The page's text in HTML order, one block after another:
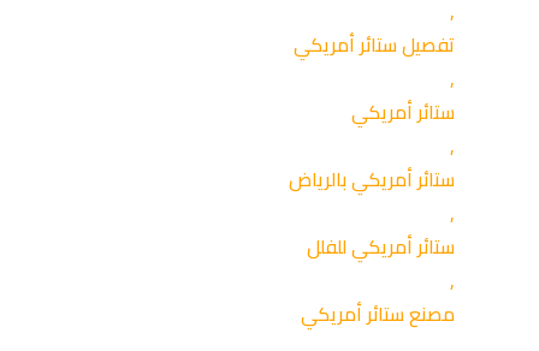
,
تفصيل ستائر أمريكي
,
ستائر أمريكي
,
ستائر أمريكي بالرياض
,
ستائر أمريكي للفلل
,
مصنع ستائر أمريكي